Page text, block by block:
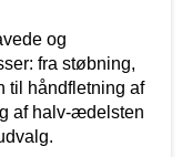
og
fra støbning,
til håndfletning af
af halv-ædelsten